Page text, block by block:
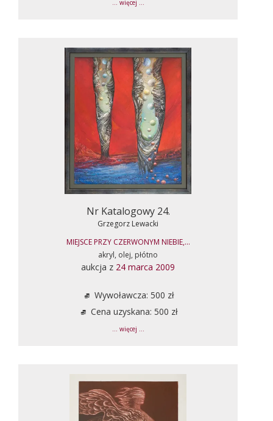
... więcej ...
Nr Katalogowy 24.
Grzegorz Lewacki
MIEJSCE PRZY CZERWONYM NIEBIE,...
akryl, olej, płótno
aukcja z 24 marca 2009
Wywoławcza: 500 zł
Cena uzyskana: 500 zł
... więcej ...